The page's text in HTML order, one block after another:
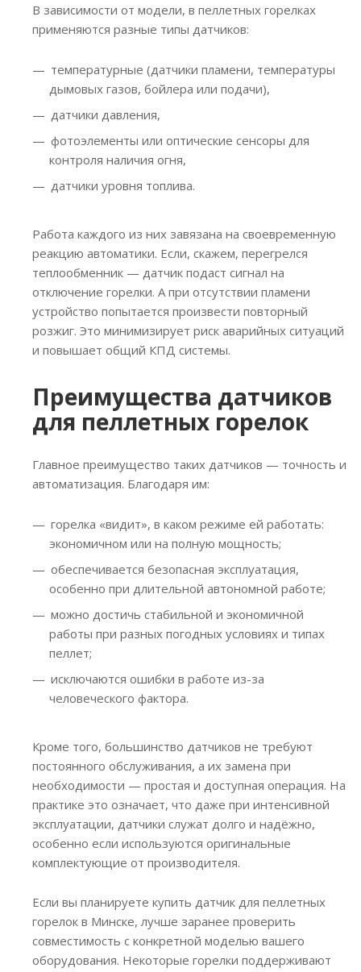
В зависимости от модели, в пеллетных горелках
применяются разные типы датчиков:
температурные (датчики пламени, температуры
дымовых газов, бойлера или подачи),
датчики давления,
фотоэлементы или оптические сенсоры для
контроля наличия огня,
датчики уровня топлива.
Работа каждого из них завязана на своевременную
реакцию автоматики. Если, скажем, перегрелся
теплообменник — датчик подаст сигнал на
отключение горелки. А при отсутствии пламени
устройство попытается произвести повторный
розжиг. Это минимизирует риск аварийных ситуаций
и повышает общий КПД системы.
Преимущества датчиков
для пеллетных горелок
Главное преимущество таких датчиков — точность и
автоматизация. Благодаря им:
горелка «видит», в каком режиме ей работать:
экономичном или на полную мощность;
обеспечивается безопасная эксплуатация,
особенно при длительной автономной работе;
можно достичь стабильной и экономичной
работы при разных погодных условиях и типах
пеллет;
исключаются ошибки в работе из-за
человеческого фактора.
Кроме того, большинство датчиков не требуют
постоянного обслуживания, а их замена при
необходимости — простая и доступная операция. На
практике это означает, что даже при интенсивной
эксплуатации, датчики служат долго и надёжно,
особенно если используются оригинальные
комплектующие от производителя.
Если вы планируете купить датчик для пеллетных
горелок в Минске, лучше заранее проверить
совместимость с конкретной моделью вашего
оборудования. Некоторые горелки поддерживают